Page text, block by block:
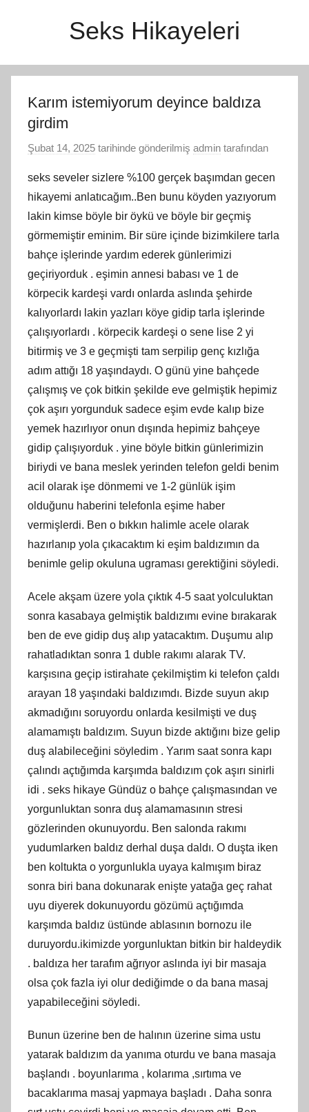
Seks Hikayeleri
Karım istemiyorum deyince baldıza
girdim
Şubat 14, 2025 tarihinde gönderilmiş admin tarafından
seks seveler sizlere %100 gerçek başımdan gecen
hikayemi anlatıcağım..Ben bunu köyden yazıyorum
lakin kimse böyle bir öykü ve böyle bir geçmiş
görmemiştir eminim. Bir süre içinde bizimkilere tarla
bahçe işlerinde yardım ederek günlerimizi
geçiriyorduk . eşimin annesi babası ve 1 de
körpecik kardeşi vardı onlarda aslında şehirde
kalıyorlardı lakin yazları köye gidip tarla işlerinde
çalışıyorlardı . körpecik kardeşi o sene lise 2 yi
bitirmiş ve 3 e geçmişti tam serpilip genç kızlığa
adım attığı 18 yaşındaydı. O günü yine bahçede
çalışmış ve çok bitkin şekilde eve gelmiştik hepimiz
çok aşırı yorgunduk sadece eşim evde kalıp bize
yemek hazırlıyor onun dışında hepimiz bahçeye
gidip çalışıyorduk . yine böyle bitkin günlerimizin
biriydi ve bana meslek yerinden telefon geldi benim
acil olarak işe dönmemi ve 1-2 günlük işim
olduğunu haberini telefonla eşime haber
vermişlerdi. Ben o bıkkın halimle acele olarak
hazırlanıp yola çıkacaktım ki eşim baldızımın da
benimle gelip okuluna ugraması gerektiğini söyledi.
Acele akşam üzere yola çıktık 4-5 saat yolculuktan
sonra kasabaya gelmiştik baldızımı evine bırakarak
ben de eve gidip duş alıp yatacaktım. Duşumu alıp
rahatladıktan sonra 1 duble rakımı alarak TV.
karşısına geçip istirahate çekilmiştim ki telefon çaldı
arayan 18 yaşındaki baldızımdı. Bizde suyun akıp
akmadığını soruyordu onlarda kesilmişti ve duş
alamamıştı baldızım. Suyun bizde aktığını bize gelip
duş alabileceğini söyledim . Yarım saat sonra kapı
çalındı açtığımda karşımda baldızım çok aşırı sinirli
idi . seks hikaye Gündüz o bahçe çalışmasından ve
yorgunluktan sonra duş alamamasının stresi
gözlerinden okunuyordu. Ben salonda rakımı
yudumlarken baldız derhal duşa daldı. O duşta iken
ben koltukta o yorgunlukla uyaya kalmışım biraz
sonra biri bana dokunarak enişte yatağa geç rahat
uyu diyerek dokunuyordu gözümü açtığımda
karşımda baldız üstünde ablasının bornozu ile
duruyordu.ikimizde yorgunluktan bitkin bir haldeydik
. baldıza her tarafım ağrıyor aslında iyi bir masaja
olsa çok fazla iyi olur dediğimde o da bana masaj
yapabileceğini söyledi.
Bunun üzerine ben de halının üzerine sima ustu
yatarak baldızım da yanıma oturdu ve bana masaja
başlandı . boyunlarıma , kolarıma ,sırtıma ve
bacaklarıma masaj yapmaya başladı . Daha sonra